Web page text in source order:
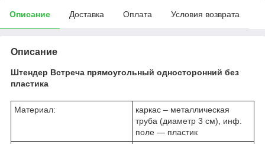
Описание Доставка Оплата Условия возврата
Описание
Штендер Встреча прямоугольный односторонний без
пластика
Материал:
каркас – металлическая
труба (диаметр 3 см), инф.
поле ― пластик